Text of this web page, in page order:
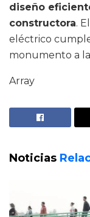
diseño
constructora.
eléctrico
monumento a
Array
Noticias